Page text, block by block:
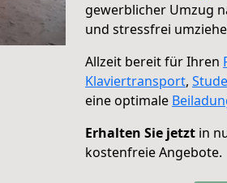
gewerblicher Umzug
und stressfrei
Allzeit bereit für Ihren
Klaviertransport,
eine optimale
Erhalten Sie jetzt in
kostenfreie Angebote.